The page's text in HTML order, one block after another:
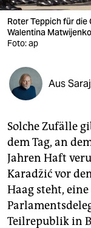
verlag
verlag
shop
fragen & hilfe
unterstützen
abo
genossenschaft
epaper login
Roter Teppich für
Walentina
Foto: ap
Aus
Solche Zufälle
dem Tag, an
Jahren Haft
Karadžić vor
Haag steht,
Teilrepublik in